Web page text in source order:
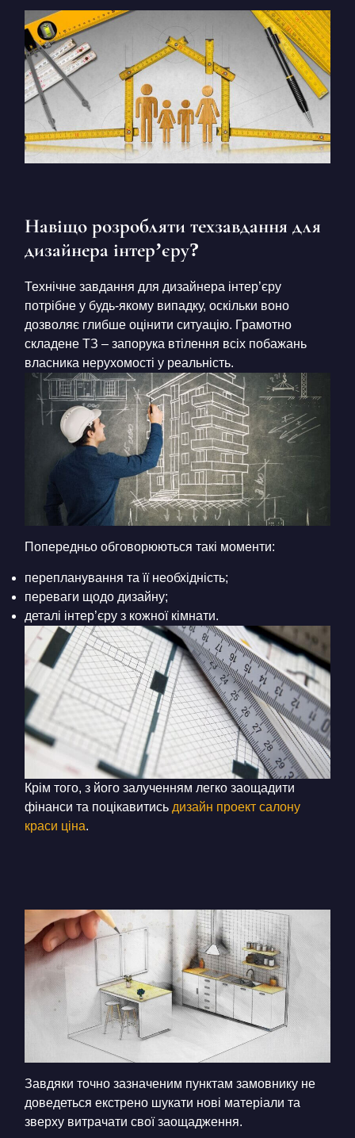
Навіщо розробляти техзавдання для
дизайнера інтер’єру?
Технічне завдання для дизайнера інтер’єру
потрібне у будь-якому випадку, оскільки воно
дозволяє глибше оцінити ситуацію. Грамотно
складене ТЗ – запорука втілення всіх побажань
власника нерухомості у реальність.
Попередньо обговорюються такі моменти:
перепланування та її необхідність;
переваги щодо дизайну;
деталі інтер’єру з кожної кімнати.
Крім того, з його залученням легко заощадити
фінанси та поцікавитись дизайн проект салону
краси ціна.
Завдяки точно зазначеним пунктам замовнику не
доведеться екстрено шукати нові матеріали та
зверху витрачати свої заощадження.